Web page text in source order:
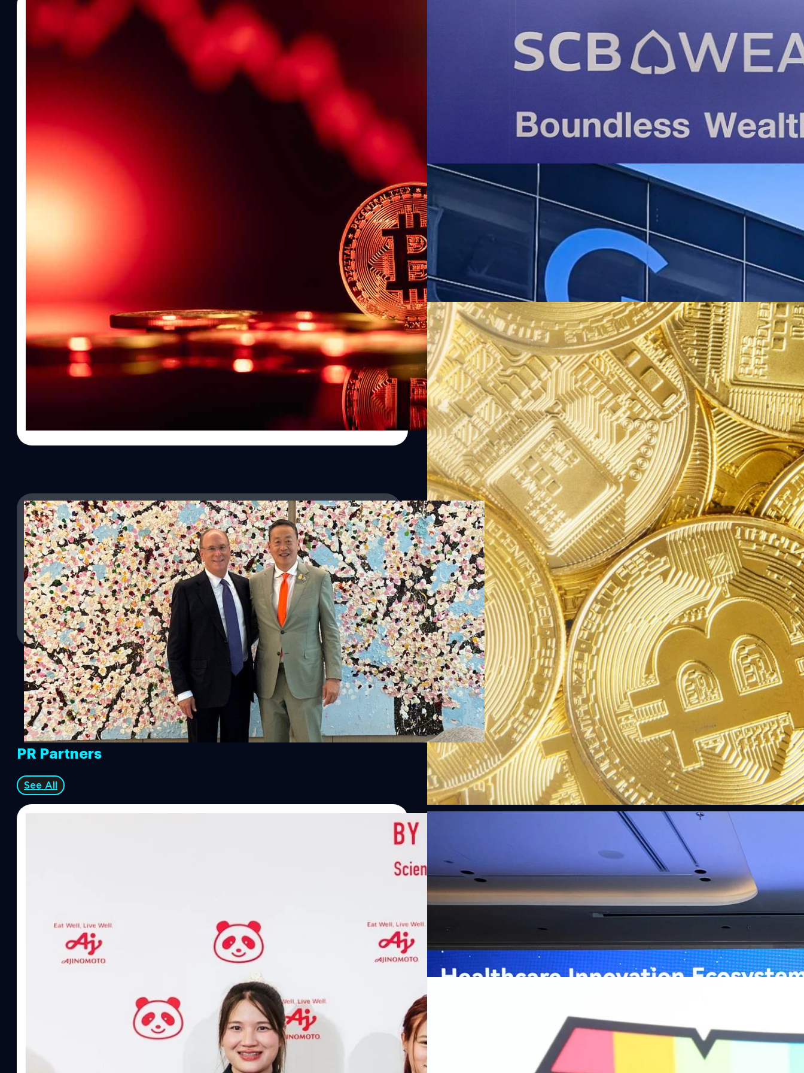
12/04/2025
ธีรภัทร์ ธีระโรจนพงษ์| 482 days ago
BlackRock เผยมูลค่ากองทุนคริปโตหายไป 5 พันล้านเหรียญ หลังโลกเผชิญ
BlackRock ออกมาเปิดเผยว่ามูลค่ากองทุน ETF คริปโทฯ ลดลงถึง 5,000 ล้านเหรียญ หรือคิดเป็นประมาณ
165,000 ล้านบาท
SCB WEALTH จับมือ BlackRock เสริมแกร่งการลงทุนมุ่งสู่ระดับโลก ยกระดับ
ธุรกิจเวลธ์เพิ่มความมั่งคั่งระยะยาวให้ลูกค้า
SCB WEALTH สร้างปรากฏการณ์ครั้งใหญ่ ดึงพันธมิตรเบอร์หนึ่งระดับโลกด้านการจัดการสินทรัพย์ จับมือ
BlackRock พันธมิตรรายสำคัญที่จะหนุนให้ SCB WEALTH เป็นผู้นำอันดับหนึ่งธุรกิจบริหารความมั่งคั่งในไทย
ทุกมิติของการลงทุนให้เกิดประโยชน์สูงสุดกับลูกค้า เข้าถึงบทวิเคราะห์และข้อมูลการลงทุนเชิงลึกใหม่ ๆ ร่วม
ให้คำปรึกษาและแชร์ประสบการณ์ มาเสริมประสิทธิภาพการให้คำแนะนำการลงทุน ที่แม่นยำและรวดเร็วตอบ
โจทย์ลูกค้ามากยิ่งขึ้น จัดทำโปรแกรมฝึกอบรมพัฒนาศักยภาพ RM ให้เทียบเท่ามาตรฐานสากล ทำแผนการ
สินทรัพย์ลงทุนในต่างประเทศเพิ่มขึ้นได้ตามเป้าหมาย 180,000 ล้านบาท ในปี 2569 นายกฤษณ์ จันทโนทก
ประธานเจ้าหน้าที่บริหาร ธนาคารไทยพาณิชย์ เปิดเผยว่า SCB WEALTH เป็นหน่วยธุรกิจที่สำคัญของธนาคาร
มีเป้าหมายในการขึ้นเป็นอันดับหนึ่งด้านการบริหารความมั่งคั่งในประเทศไทย ในปี 2569 เพื่อยกระดับการให้
บริการในธุรกิจเวลธ์ที่ดีที่สุดในทุกมิติ มีมาตรฐานเทียบเท่าระดับสากล หนึ่งในหัวใจสำคัญที่จะนำพาให้บรรลุ
เป้าหมายนี้คือการมีพันธมิตรทางธุรกิจที่มีความเชี่ยวชาญระดับโลกและมีแนวคิดในการทำงานที่สอดคล้องกัน
เพื่อคัดสรรสิ่งที่ดีที่สุดให้กับลูกค้าและนักลงทุนไทยในการสร้างอนาคตทางการเงินให้แข็งแกร่ง มีสินทรัพย์
เพียงพอต่อการดำรงชีวิตวัยเกษียณ พันธกิจที่สำคัญนี้ธนาคารเห็นว่า BlackRock ผู้นำเบอร์หนึ่งด้านการ
จัดการสินทรัพย์ระดับโลก…
| 512 days ago
01/07/2024
Google ซื้อหุ้นผู้ผลิตพลังงานแสงอาทิตย์ในไต้หวัน ตั้งเป้าผลิต 1 จิกะวัตต์
Google เผยว่าได้เข้าซื้อหุ้นใน New Green Power บริษัทพลังงานแสงอาทิตย์จากไต้หวัน และจะซื้อพลังงาน
หมุนเวียนจากบริษัทดังกล่าวมากถึง 300 เมกะวัตต์เพื่อลดการปล่อยก๊าซคาร์บอน
| 766 days ago
Read More
11/03/2024
Bitcoin ETF ของ BlackRock ถือครอง Bitcoin ไว้มากกว่า MicroStrategy
เมื่อวันศุกร์ 8 มีนาคมที่ผ่านมา BlackRock iShares Bitcoin ETF (IBIT) ได้มีบิตคอยน์เพิ่มอีก 5,000 BTC
ทำให้ยอดถือครองทั้งหมดเป็น 195,985 BTC ซึ่งเพียงเวลาไม่ถึง 2 เดือน ก็ได้สะสมบิตคอยน์แซงหน้า
MicroStrategy ที่ถือครองบิตคอยน์ ณ วันที่ 26 กุมภาพันธ์อยู่ที่ 193,000 BTC แต่ทาง MicroStrategy อาจจะ
ซื้อบิตคอยน์เพิ่มอีกในเร็ว ๆ นี้ หลังจากมีการเสนอขายหนี้แปลงสภาพเพิ่มเป็น 700 ล้านเหรียญสหรัฐฯ
(24,829 ล้านบาท)
ศิลา วงศ์เจริญ| 879 days ago
Read More
20/09/2023
นายกฯ หารือซีอีโอ BlackRock บริษัทจัดการเงินลงทุนระดับโลก เชิญชวน
ลงทุนในไทย
นายเศรษฐา ทวีสิน นายกรัฐมนตรี หารือนายแลร์รี ฟิงก์ (Larry Fink) ซีอีโอ BlackRock บริษัทจัดการเงิน
ลงทุนระดับโลก ชักชวนศึกษาการลงทุนในไทย
วาณิชชา สายเสมา| 1052 days ago
Read More
PR Partners
See All
บริษัท อายิโนะโมะโต๊ะ (ประเทศไทย) จำกัด จัดงาน The Heartbeat by “AminoScience” ร่วมเปิดเผย
แนวคิดการดำเนินธุรกิจและการพัฒนาผลิตภัณฑ์ที่ขับเคลื่อนด้วยเทคโนโลยีทางอาหาร และข้อมูลพฤติกรรม
ผู้บริโภค ท่ามกลางการเติบโตของตลาด Health & Wellness ในประเทศไทย ซึ่งมีมูลค่ามากกว่า 1.5 ล้านล้าน
บาท หรือคิดเป็นสัดส่วนราว 8% ของผลิตภัณฑ์มวลรวมในประเทศ (GDP) กลุ่มธุรกิจเทคโนโลยีและองค์
ความรู้หลักรูปแบบผลิตภัณฑ์ / โซลูชันกลุ่มเป้าหมายหลักNutrition & Well-beingAminoScience (การใช้
ประโยชน์จากกรดอะมิโน)aminoVITAL, AminoNITE,
หัวเว่ยเดินหน้าปฏิวัติวงการสาธารณสุขไทยด้วย AI เปิดตัว 4 นวัตกรรมเปลี่ยน
เกมเร่งเครื่อง AI เพื่อการแพทย์ในประเทศไทย
กรุงเทพฯ, 7 สิงหาคม 2569 — หัวเว่ย จัดงาน “Huawei AI+ Healthcare Summit” ภายใต้งาน Huawei
Thailand Digital & AI Summit 2026 รวมผู้นำด้านนโยบายสาธารณสุข ผู้บริหารโรงพยาบาลชั้นนำ และ
พันธมิตรด้านเทคโนโลยีจากไทยและจีน ร่วมขับเคลื่อนอนาคตของระบบสาธารณสุขไทยด้วยนวัตกรรมและ
ปัญญาประดิษฐ์ (AI) พร้อมประกาศความร่วมมือครั้งสำคัญเพื่อยกระดับ Healthcare Ecosystem ของ
ประเทศอย่างเป็นทางการ นายปีเตอร์ จาง ประธานกลุ่มธุรกิจการศึกษาและสาธารณสุขต่างประเทศ บริษัท หัว
เว่ย เทคโนโลยี่ จำกัด ได้กล่าวถึงความมุ่งมั่นของหัวเว่ยในการสนับสนุนการเปลี่ยนผ่านสู่ยุคดิจิทัลของระบบ
สาธารณสุขไทย และบทบาทของเทคโนโลยี AI ในการยกระดับคุณภาพการให้บริการทางการแพทย์ให้เข้าถึง
ประชาชนได้อย่างทั่วถึงมากขึ้น ภายใต้แนวคิด “AI for Health, Health for All” “วันนี้ปัญญาประดิษฐ์กำลังเข้า
มาเปลี่ยนแปลงอุตสาหกรรมสาธารณสุขอย่างรวดเร็ว หัวเว่ยมีประสบการณ์ตรงจากการพัฒนาแพลตฟอร์ม
หลายแห่งในจีน เราเชื่อมั่นว่าความร่วมมือระหว่างหัวเว่ยกับพันธมิตรไทยในวันนี้จะช่วยผลักดันวิสัยทัศน์…
Read More
Recurring Revenue เร่งเครื่อง New Growth Engine พร้อมจ่ายปันผล 0.10
บริษัท ซินเน็ค (ประเทศไทย) จำกัด (มหาชน) หรือ SYNNEX โชว์ผลการดำเนินงานแข็งแกร่ง กำไรสุทธิ
ไตรมาส 2 และงวด 6 เดือนแรกของปี 2569 เติบโต 17.8% และ 17.7% จากช่วงเดียวกันของปีก่อน สูงกว่าการ